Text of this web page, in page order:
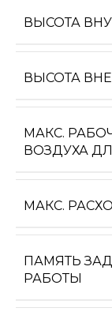
ВЫСОТА
ВЫСОТА
МАКС.
ВОЗДУХА
МАКС.
ПАМЯТЬ
РАБОТЫ